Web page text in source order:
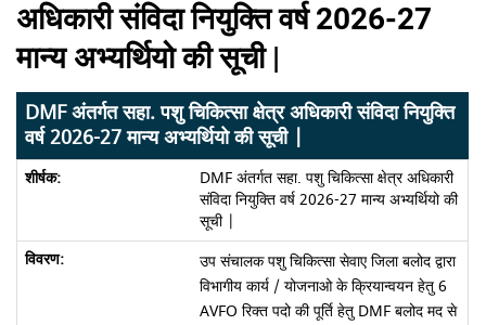
अधिकारी संविदा नियुक्ति वर्ष 2026-27
मान्य अभ्यर्थियो की सूची |
DMF अंतर्गत सहा. पशु चिकित्सा क्षेत्र अधिकारी संविदा नियुक्ति
वर्ष 2026-27 मान्य अभ्यर्थियो की सूची |
DMF अंतर्गत सहा. पशु चिकित्सा क्षेत्र अधिकारी
संविदा नियुक्ति वर्ष 2026-27 मान्य अभ्यर्थियो की
सूची |
उप संचालक पशु चिकित्सा सेवाए जिला बलोद द्वारा
विभागीय कार्य / योजनाओ के क्रियान्वयन हेतु 6
AVFO रिक्त पदो की पूर्ति हेतु DMF बलोद मद से